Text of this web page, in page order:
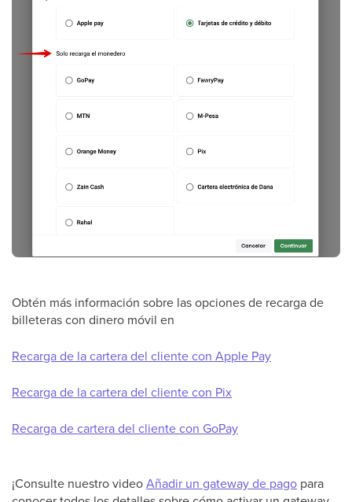
Obtén más información sobre las opciones de recarga de
billeteras con dinero móvil en
Recarga de la cartera del cliente con Apple Pay
Recarga de la cartera del cliente con Pix
Recarga de cartera del cliente con GoPay
¡Consulte nuestro videoAñadir un gateway de pago para